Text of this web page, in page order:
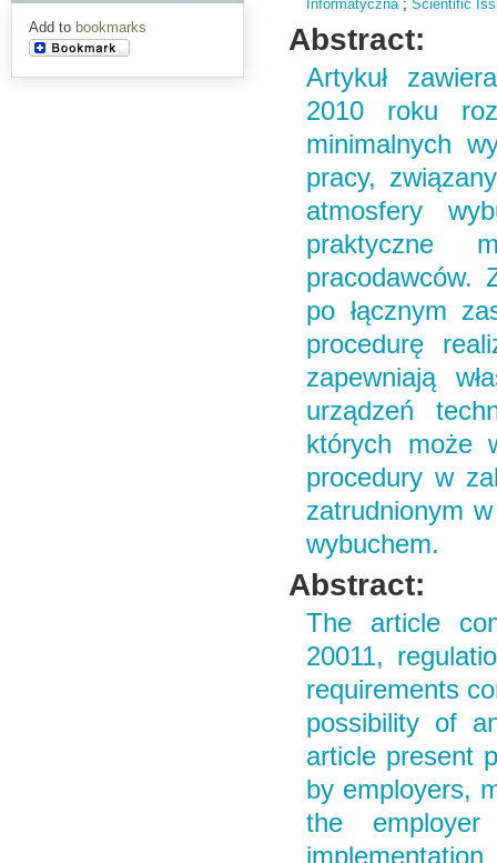
Add to bookmarks
Informatyczna;Scientific
Abstract:
Artykuł
2010 roku
minimalnych
pracy,
atmosfery
praktyczne
pracodawców.
po łącznym
procedurę
zapewniają
urządzeń
których może
procedury w
zatrudnionym
wybuchem.
Abstract:
The article
20011,
requirements
possibility of
article present
by employers,
the